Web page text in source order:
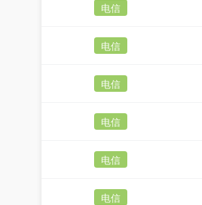
电信
电信
电信
电信
电信
电信